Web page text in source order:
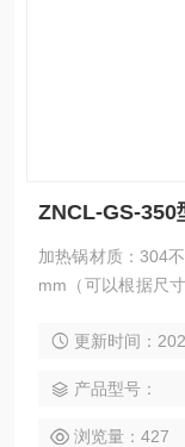
ZNCL-GS-350
加热锅材质：304
mm（可以根据尺
温范围：室温
能：可选；可根据
更新时间：
产品型号：
浏览量：427